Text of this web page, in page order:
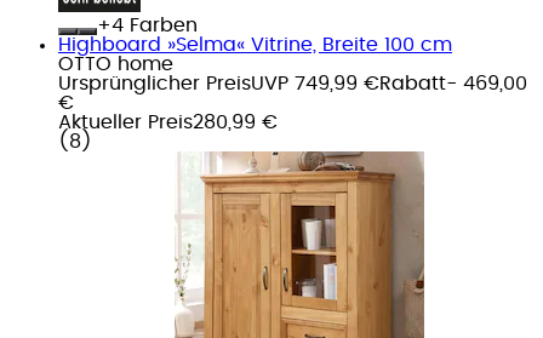
+
Farben
Highboard »Selma« Vitrine, Breite 100 cm
OTTO home
Ursprünglicher PreisUVP 749,99 €Rabatt- 469,00
€
Aktueller Preis280,99 €
( 8 )